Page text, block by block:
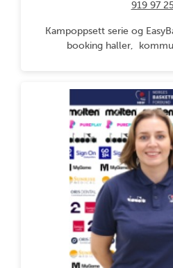
919 97
Kampoppsett serie og
booking haller,